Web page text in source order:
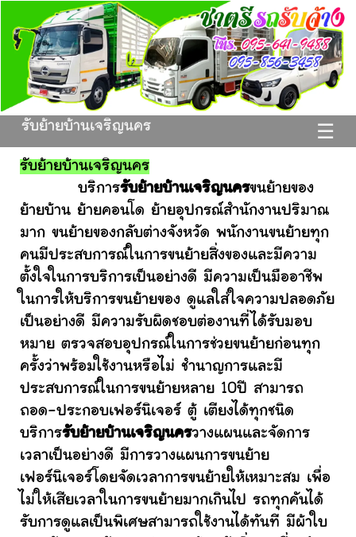
☰
รับย้ายบ้านเจริญนคร
รับย้ายบ้านเจริญนคร
บริการรับย้ายบ้านเจริญนครขนย้ายของ
ย้ายบ้าน ย้ายคอนโด ย้ายอุปกรณ์สำนักงานปริมาณ
มาก ขนย้ายของกลับต่างจังหวัด พนักงานขนย้ายทุก
คนมีประสบการณ์ในการขนย้ายสิ่งของและมีความ
ตั้งใจในการบริการเป็นอย่างดี มีความเป็นมืออาชีพ
ในการให้บริการขนย้ายของ ดูแลใส่ใจความปลอดภัย
เป็นอย่างดี มีความรับผิดชอบต่องานที่ได้รับมอบ
หมาย ตรวจสอบอุปกรณ์ในการช่วยขนย้ายก่อนทุก
ครั้งว่าพร้อมใช้งานหรือไม่ ชำนาญการและมี
ประสบการณ์ในการขนย้ายหลาย 10ปี สามารถ
ถอด-ประกอบเฟอร์นิเจอร์ ตู้ เตียงได้ทุกชนิด
บริการรับย้ายบ้านเจริญนครวางแผนและจัดการ
เวลาเป็นอย่างดี มีการวางแผนการขนย้าย
เฟอร์นิเจอร์โดยจัดเวลาการขนย้ายให้เหมาะสม เพื่อ
ไม่ให้เสียเวลาในการขนย้ายมากเกินไป รถทุกคันได้
รับการดูแลเป็นพิเศษสามารถใช้งานได้ทันที มีผ้าใบ